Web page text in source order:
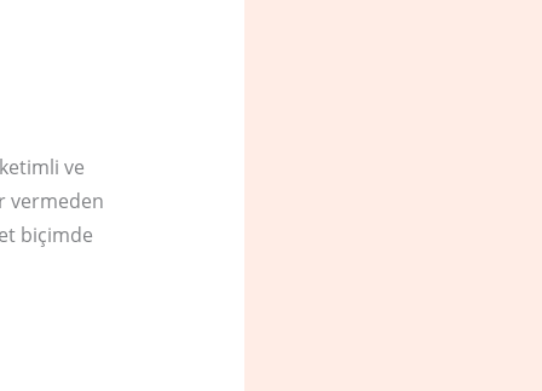
ve
vermeden
biçimde